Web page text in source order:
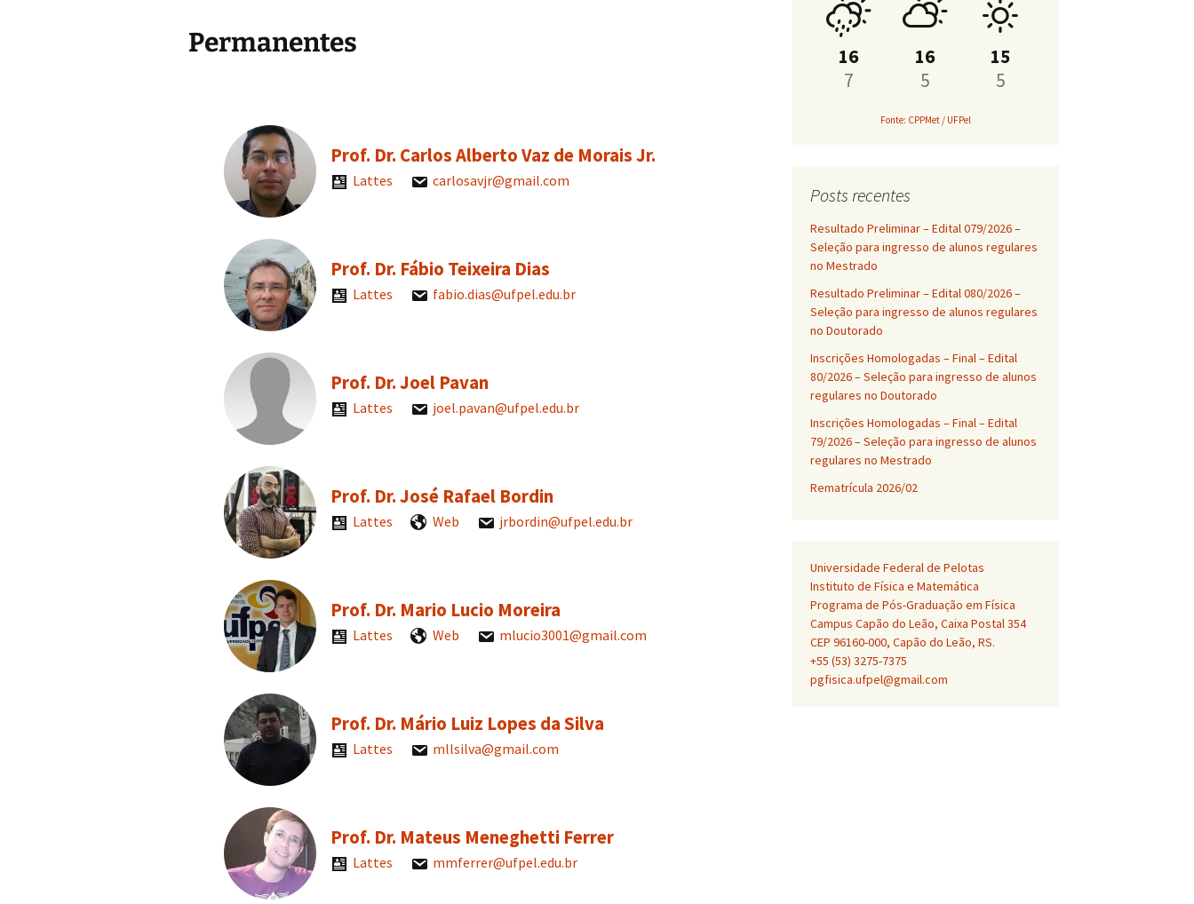
PROAP
Matéria Condensada
Supercondutividade e
Permanentes
Prof. Dr. Carlos Alberto Vaz de Morais Jr.
Lattes carlosavjr@gmail.com
Prof. Dr. Fábio Teixeira Dias
Lattes fabio.dias@ufpel.edu.br
Prof. Dr. Joel Pavan
Lattes joel.pavan@ufpel.edu.br
Prof. Dr. José Rafael Bordin
Lattes Web jrbordin@ufpel.edu.br
Prof. Dr. Mario Lucio Moreira
Lattes Web mlucio3001@gmail.com
Prof. Dr. Mário Luiz Lopes da Silva
Lattes mllsilva@gmail.com
Prof. Dr. Mateus Meneghetti Ferrer
Lattes mmferrer@ufpel.edu.br
16
7
16
5
15
5
Fonte: CPPMet / UFPel
Posts recentes
Resultado Preliminar – Edital 079/2026 –
Seleção para ingresso de alunos regulares
no Mestrado
Resultado Preliminar – Edital 080/2026 –
Seleção para ingresso de alunos regulares
no Doutorado
Inscrições Homologadas – Final – Edital
80/2026 – Seleção para ingresso de alunos
regulares no Doutorado
Inscrições Homologadas – Final – Edital
79/2026 – Seleção para ingresso de alunos
regulares no Mestrado
Rematrícula 2026/02
Universidade Federal de Pelotas
Instituto de Física e Matemática
Programa de Pós-Graduação em Física
Campus Capão do Leão, Caixa Postal 354
CEP 96160-000, Capão do Leão, RS.
+55 (53) 3275-7375
pgfisica.ufpel@gmail.com